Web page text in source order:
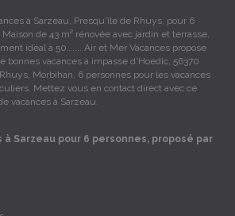
à Sarzeau, Presqu'île de Rhuys, pour 6
de 43 m² rénovée avec jardin et terrasse,
idéal à 50….... Air et Mer Vacances propose
bonnes vacances à impasse d'Hoedic, 56370
Morbihan, 6 personnes pour les vacances
Mettez vous en contact direct avec ce
vacances à Sarzeau.
à Sarzeau pour 6 personnes, proposé par